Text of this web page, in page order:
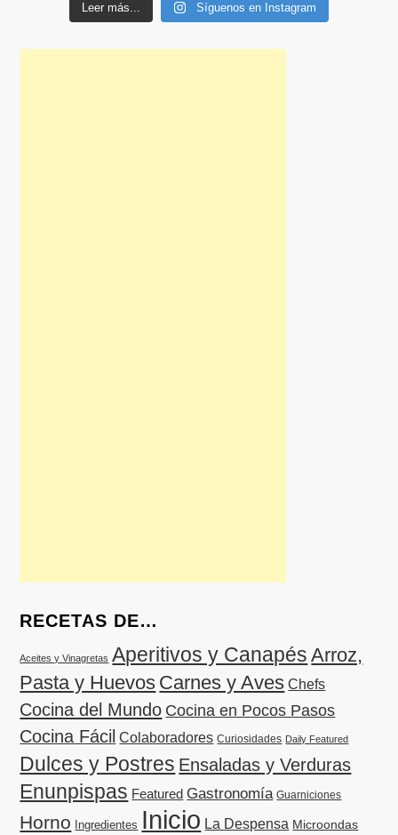
Leer más... Síguenos en Instagram
RECETAS DE…
Aceites y Vinagretas Aperitivos y Canapés Arroz,
Pasta y Huevos Carnes y Aves Chefs
Cocina del Mundo Cocina en Pocos Pasos
Cocina Fácil Colaboradores Curiosidades Daily Featured
Dulces y Postres Ensaladas y Verduras
Enunpispas Featured Gastronomía Guarniciones
Horno Ingredientes Inicio La Despensa Microondas